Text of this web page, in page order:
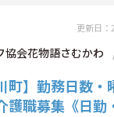
更新日：
協会花物語さむかわ
町】勤務日数・
職募集《日勤